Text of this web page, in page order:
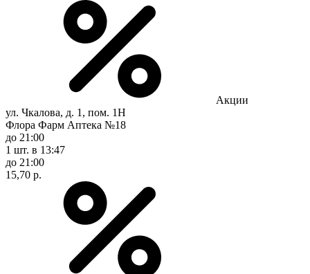
Акции
ул. Чкалова, д. 1, пом. 1Н
Флора Фарм Аптека №18
до 21:00
1 шт. в 13:47
до 21:00
15,70 р.